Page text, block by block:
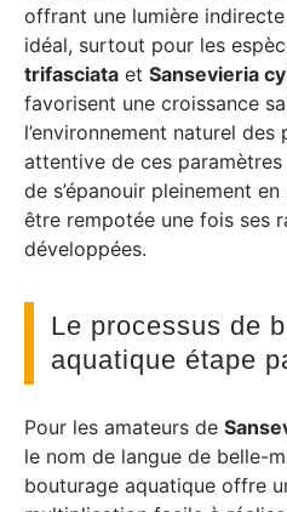
offrant une lumière
idéal, surtout pour les
trifasciata et Sansevieria
favorisent une croissance
l’environnement naturel des
attentive de ces
de s’épanouir pleinement
être rempotée une fois ses
développées.
Le processus de
aquatique étape
Pour les amateurs de
le nom de langue de belle-
bouturage aquatique offre